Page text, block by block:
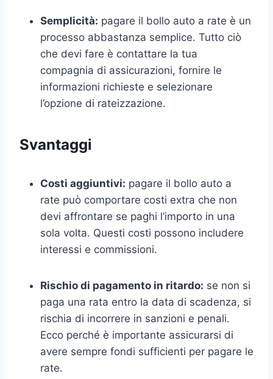
Semplicità: pagare il bollo auto a rate è un
processo abbastanza semplice. Tutto ciò
che devi fare è contattare la tua
compagnia di assicurazioni, fornire le
informazioni richieste e selezionare
l’opzione di rateizzazione.
Svantaggi
Costi aggiuntivi: pagare il bollo auto a
rate può comportare costi extra che non
devi affrontare se paghi l’importo in una
sola volta. Questi costi possono includere
interessi e commissioni.
Rischio di pagamento in ritardo: se non si
paga una rata entro la data di scadenza, si
rischia di incorrere in sanzioni e penali.
Ecco perché è importante assicurarsi di
avere sempre fondi sufficienti per pagare le
rate.